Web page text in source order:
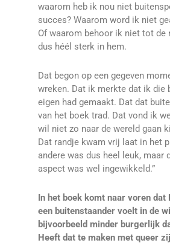
waarom heb ik nou niet
succes? Waarom word ik niet
Of waarom behoor ik niet tot de
dus héél sterk in hem.
Dat begon op een gegeven
wreken. Dat ik merkte dat ik die
eigen had gemaakt. Dat dat
van het boek trad. Dat vond ik
wil niet zo naar de wereld gaan
Dat randje kwam vrij laat in het
andere was dus heel leuk, maar
aspect was wel ingewikkeld.”
In het boek komt naar voren dat
een buitenstaander voelt in de
bijvoorbeeld minder burgerlijk
Heeft dat te maken met queer